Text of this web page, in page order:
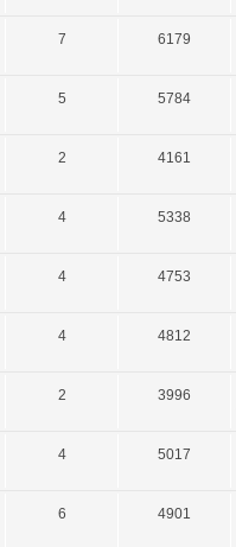
7 6179
5 5784
2 4161
4 5338
4 4753
4 4812
2 3996
4 5017
6 4901